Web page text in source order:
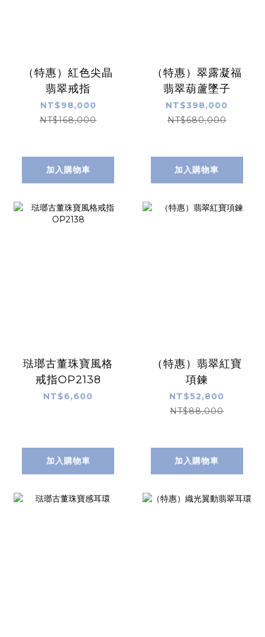
（特惠）紅色尖晶
翡翠戒指
NT$98,000
NT$168,000
加入購物車
（特惠）翠露凝福
翡翠葫蘆墜子
NT$398,000
NT$680,000
加入購物車
琺瑯古董珠寶風格
戒指OP2138
NT$6,600
加入購物車
（特惠）翡翠紅寶
項鍊
NT$52,800
NT$88,000
加入購物車